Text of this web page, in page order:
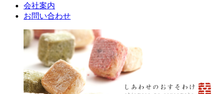
会社案内
お問い合わせ